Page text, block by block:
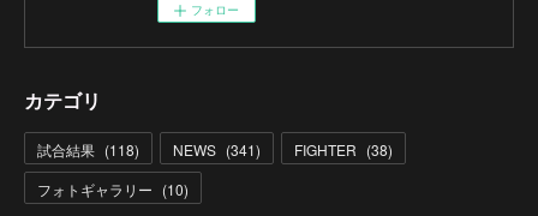
フォロー
カテゴリ
試合結果 (118) NEWS (341) FIGHTER (38)
フォトギャラリー (10)